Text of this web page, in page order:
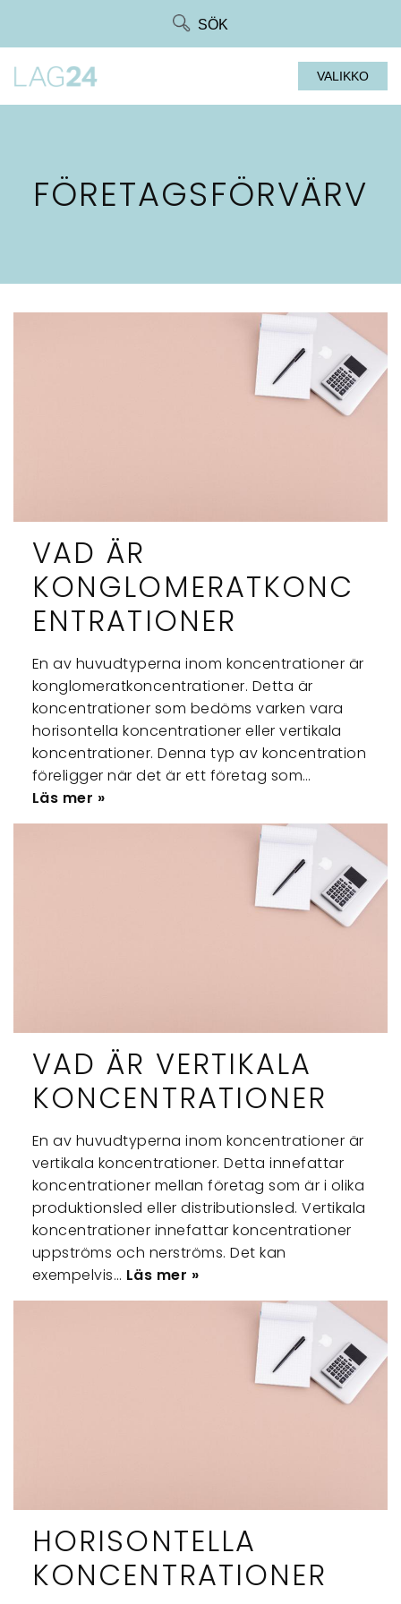
SÖK
VALIKKO
FÖRETAGSFÖRVÄRV
VAD ÄR
KONGLOMERATKONC
ENTRATIONER
En av huvudtyperna inom koncentrationer är
konglomeratkoncentrationer. Detta är
koncentrationer som bedöms varken vara
horisontella koncentrationer eller vertikala
koncentrationer. Denna typ av koncentration
föreligger när det är ett företag som…
Läs mer »
VAD ÄR VERTIKALA
KONCENTRATIONER
En av huvudtyperna inom koncentrationer är
vertikala koncentrationer. Detta innefattar
koncentrationer mellan företag som är i olika
produktionsled eller distributionsled. Vertikala
koncentrationer innefattar koncentrationer
uppströms och nerströms. Det kan
exempelvis… Läs mer »
HORISONTELLA
KONCENTRATIONER